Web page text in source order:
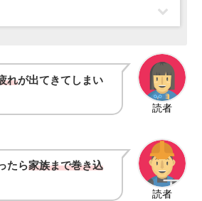
読者
れが出てきてしまい
読者
たら家族まで巻き込